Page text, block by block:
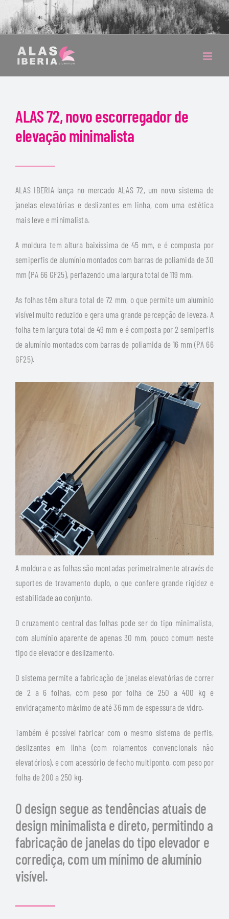
ALAS 72, novo escorregador de
elevação minimalista
ALAS IBERIA lança no mercado ALAS 72, um novo sistema de
janelas elevatórias e deslizantes em linha, com uma estética
mais leve e minimalista.
A moldura tem altura baixíssima de 45 mm, e é composta por
semiperfis de alumínio montados com barras de poliamida de 30
mm (PA 66 GF25), perfazendo uma largura total de 119 mm.
As folhas têm altura total de 72 mm, o que permite um alumínio
visível muito reduzido e gera uma grande percepção de leveza. A
folha tem largura total de 49 mm e é composta por 2 semiperfis
de alumínio montados com barras de poliamida de 16 mm (PA 66
GF25).
A moldura e as folhas são montadas perimetralmente através de
suportes de travamento duplo, o que confere grande rigidez e
estabilidade ao conjunto.
O cruzamento central das folhas pode ser do tipo minimalista,
com alumínio aparente de apenas 30 mm, pouco comum neste
tipo de elevador e deslizamento.
O sistema permite a fabricação de janelas elevatórias de correr
de 2 a 6 folhas, com peso por folha de 250 a 400 kg e
envidraçamento máximo de até 36 mm de espessura de vidro.
Também é possível fabricar com o mesmo sistema de perfis,
deslizantes em linha (com rolamentos convencionais não
elevatórios), e com acessório de fecho multiponto, com peso por
folha de 200 a 250 kg.
O design segue as tendências atuais de
design minimalista e direto, permitindo a
fabricação de janelas do tipo elevador e
corrediça, com um mínimo de alumínio
visível.